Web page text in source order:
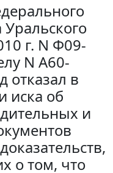
г. N Ф09-
N А60-
отказал в
иска об
и
о том, что